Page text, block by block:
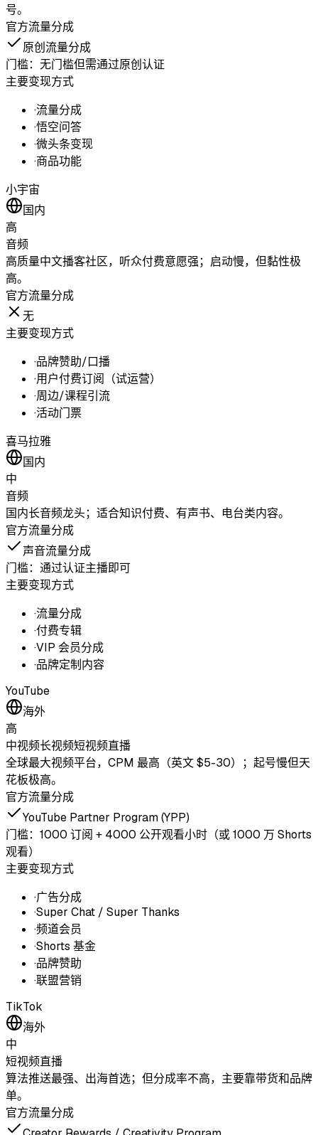
号。
官方流量分成
原创流量分成
门槛： 无门槛但需通过原创认证
主要变现方式
·流量分成
·悟空问答
·微头条变现
·商品功能
小宇宙
国内
高
音频
高质量中文播客社区，听众付费意愿强；启动慢，但黏性极
高。
官方流量分成
无
主要变现方式
·品牌赞助/口播
·用户付费订阅（试运营）
·周边/课程引流
·活动门票
喜马拉雅
国内
中
音频
国内长音频龙头；适合知识付费、有声书、电台类内容。
官方流量分成
声音流量分成
门槛： 通过认证主播即可
主要变现方式
·流量分成
·付费专辑
·VIP 会员分成
·品牌定制内容
YouTube
海外
高
中视频长视频短视频直播
全球最大视频平台，CPM 最高（英文 $5-30）；起号慢但天
花板极高。
官方流量分成
YouTube Partner Program (YPP)
门槛： 1000 订阅 + 4000 公开观看小时（或 1000 万 Shorts
观看）
主要变现方式
·广告分成
·Super Chat / Super Thanks
·频道会员
·Shorts 基金
·品牌赞助
·联盟营销
TikTok
海外
中
短视频直播
算法推送最强、出海首选；但分成率不高，主要靠带货和品牌
单。
官方流量分成